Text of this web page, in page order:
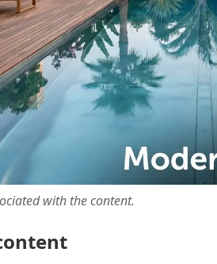
with the content.